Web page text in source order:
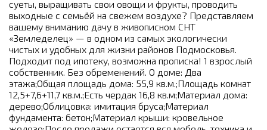
суеты, выращивать свои овощи и фрукты, проводить
выходные с семьёй на свежем воздухе? Представляем
вашему вниманию дачу в живописном СНТ
«Земледелец» — в одном из самых экологически
чистых и удобных для жизни районов Подмосковья.
Подходит под ипотеку, возможна прописка! 1 взрослый
собственник. Без обременений. О доме: Два
этажа;Общая площадь дома: 55,9 кв.м.;Площадь комнат
12,5+7,6+11,7 кв.м.;Есть чердак 16,8 кв.м;Материал дома:
дерево;Облицовка: имитация бруса;Материал
фундамента: бетон;Материал крыши: кровельное